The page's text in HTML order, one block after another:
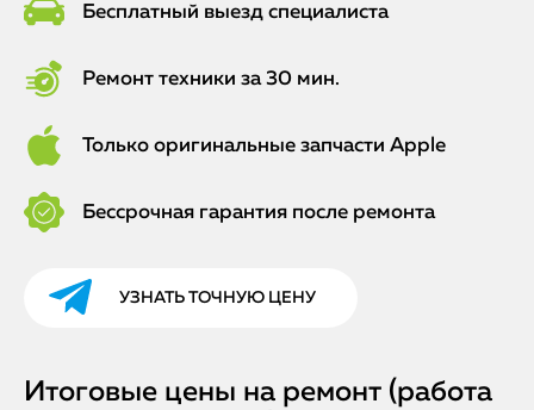
Бесплатный выезд специалиста
Ремонт техники за 30 мин.
Только оригинальные запчасти Apple
Бессрочная гарантия после ремонта
УЗНАТЬ ТОЧНУЮ ЦЕНУ
Итоговые цены на ремонт (работа